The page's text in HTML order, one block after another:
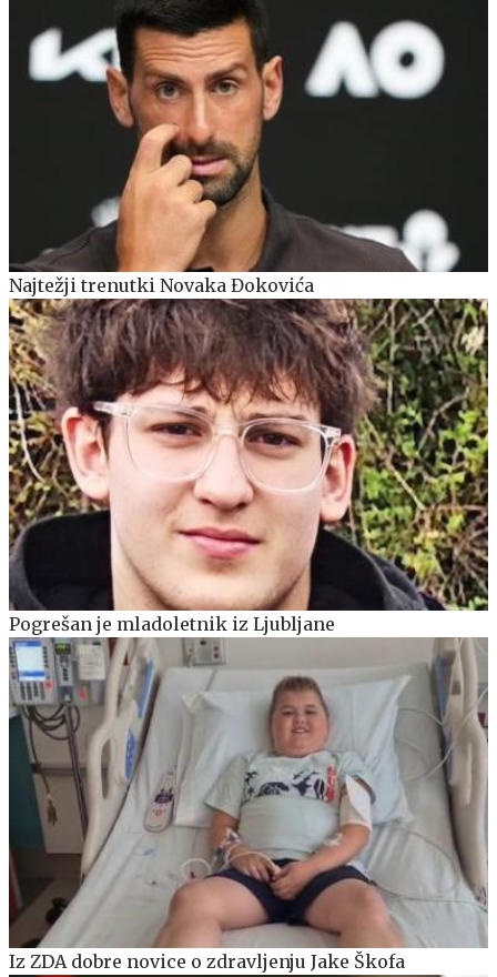
Najtežji trenutki Novaka Đokovića
Pogrešan je mladoletnik iz Ljubljane
Iz ZDA dobre novice o zdravljenju Jake Škofa